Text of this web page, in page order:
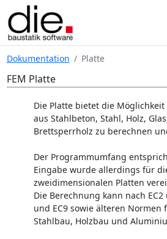
Dokumentation Platte
FEM Platte
Die Platte bietet die
aus Stahlbeton, Stahl, Holz,
Brettsperrholz zu berechnen
Der Programmumfang
Eingabe wurde allerdings für
zweidimensionalen Platten
Die Berechnung kann nach EC2
und EC9 sowie älteren Normen
Stahlbau, Holzbau und